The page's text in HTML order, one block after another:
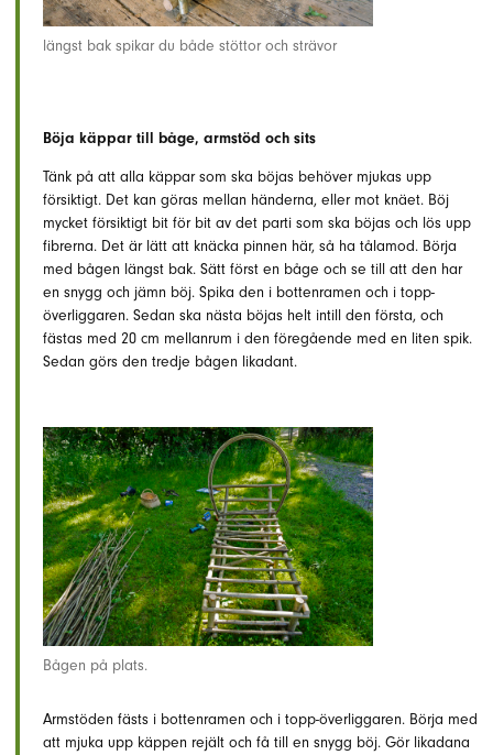
längst bak spikar du både stöttor och strävor
Böja käppar till båge, armstöd och sits
Tänk på att alla käppar som ska böjas behöver mjukas upp
försiktigt. Det kan göras mellan händerna, eller mot knäet. Böj
mycket försiktigt bit för bit av det parti som ska böjas och lös upp
fibrerna. Det är lätt att knäcka pinnen här, så ha tålamod. Börja
med bågen längst bak. Sätt först en båge och se till att den har
en snygg och jämn böj. Spika den i bottenramen och i topp-
överliggaren. Sedan ska nästa böjas helt intill den första, och
fästas med 20 cm mellanrum i den föregående med en liten spik.
Sedan görs den tredje bågen likadant.
Bågen på plats.
Armstöden fästs i bottenramen och i topp-överliggaren. Börja med
att mjuka upp käppen rejält och få till en snygg böj. Gör likadana